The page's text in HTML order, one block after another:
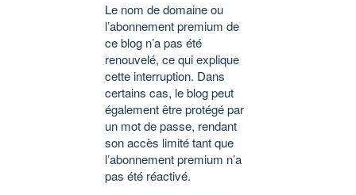
Le nom de domaine ou
l’abonnement premium de
ce blog n’a pas été
renouvelé, ce qui explique
cette interruption. Dans
certains cas, le blog peut
également être protégé par
un mot de passe, rendant
son accès limité tant que
l’abonnement premium n’a
pas été réactivé.